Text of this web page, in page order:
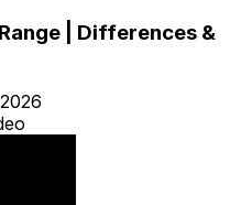
| Differences &